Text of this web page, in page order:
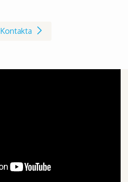
Kontakta